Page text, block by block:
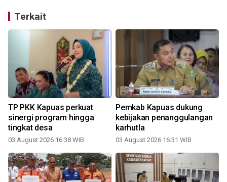
Terkait
TP PKK Kapuas perkuat
sinergi program hingga
tingkat desa
03 August 2026 16:38 WIB
Pemkab Kapuas dukung
kebijakan penanggulangan
karhutla
03 August 2026 16:31 WIB